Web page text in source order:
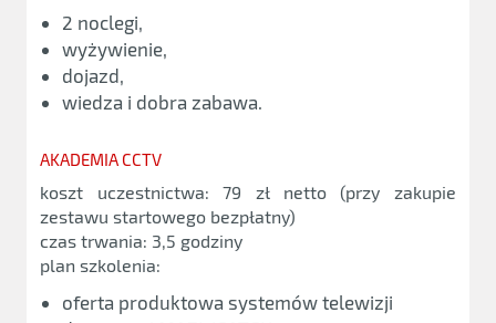
2 noclegi,
wyżywienie,
dojazd,
wiedza i dobra zabawa.
AKADEMIA CCTV
koszt uczestnictwa: 79 zł netto (przy zakupie
zestawu startowego bezpłatny)
czas trwania: 3,5 godziny
plan szkolenia:
oferta produktowa systemów telewizji